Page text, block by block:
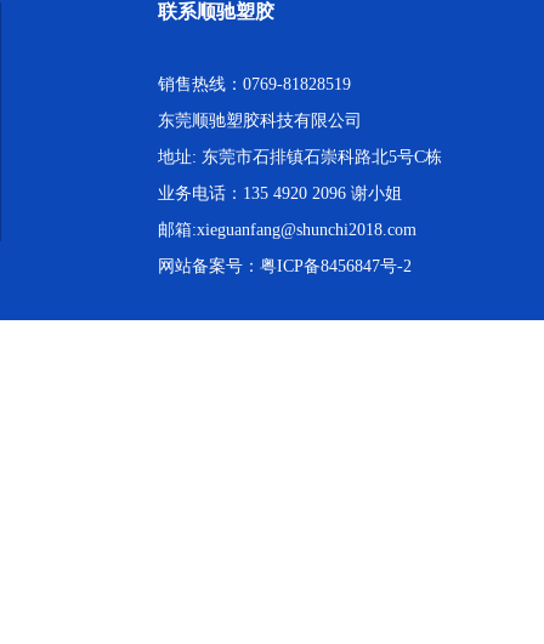
联系顺驰塑胶
销售热线：0769-81828519
东莞顺驰塑胶科技有限公司
地址: 东莞市石排镇石崇科路北5号C栋
业务电话：135 4920 2096 谢小姐
邮箱:xieguanfang@shunchi2018.com
网站备案号： 粤ICP备8456847号-2